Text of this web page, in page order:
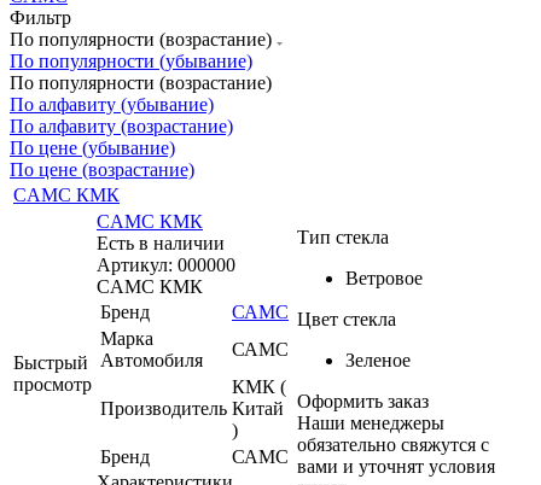
Фильтр
По популярности (возрастание)
По популярности (убывание)
По популярности (возрастание)
По алфавиту (убывание)
По алфавиту (возрастание)
По цене (убывание)
По цене (возрастание)
CAMC КМК
Быстрый
просмотр
CAMC КМК
Есть в наличии
Артикул: 000000
CAMC КМК
Бренд
САМС
Марка
Автомобиля
САМС
Производитель
КМК (
Китай
)
Бренд
САМС
Тип стекла
Ветровое
Цвет стекла
Зеленое
Оформить заказ
Наши менеджеры
обязательно свяжутся с
вами и уточнят условия